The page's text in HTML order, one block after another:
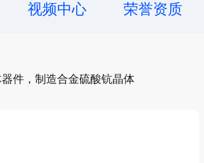
视频中心 荣誉资质
件，制造合金硫酸钪晶体